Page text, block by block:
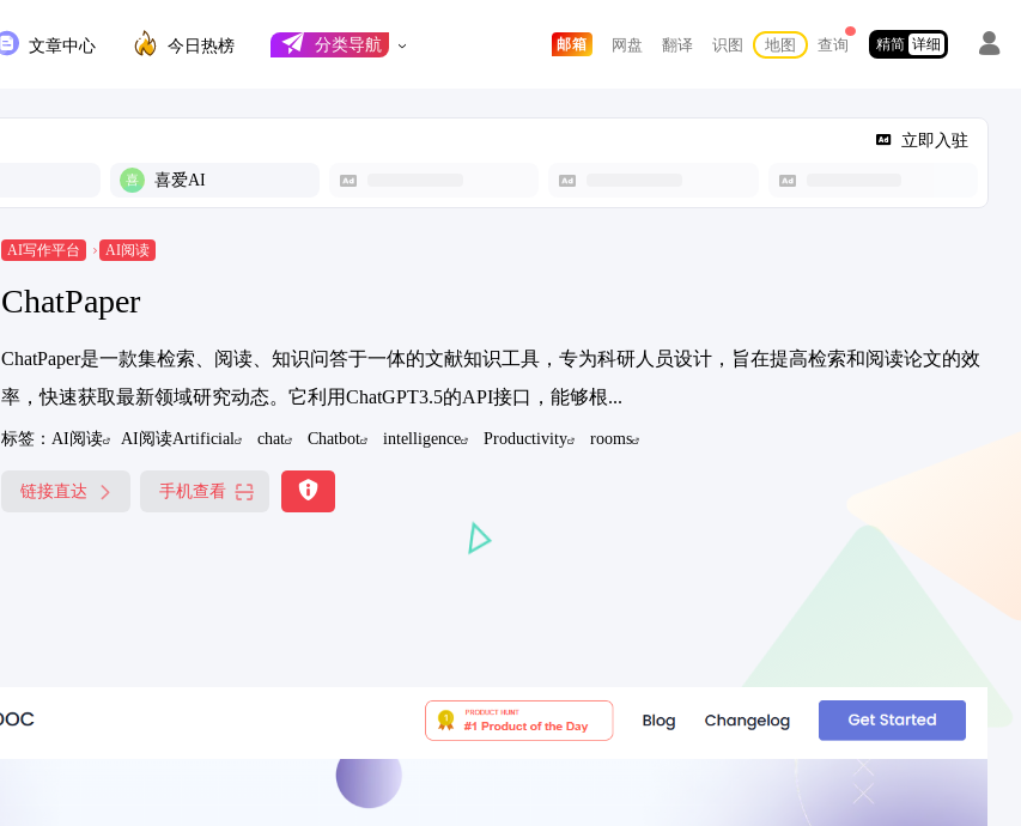
文章中心 今日热榜 分类导航 邮箱 网盘 翻译 识图 地图 查询 精简 详细
立即入驻
喜爱AI
AI写作平台 AI阅读
ChatPaper
ChatPaper是一款集检索、阅读、知识问答于一体的文献知识工具，专为科研人员设计，旨在提高检索和阅读论文的效
率，快速获取最新领域研究动态。它利用ChatGPT3.5的API接口，能够根...
标签： AI阅读 AI阅读Artificial chat Chatbot intelligence Productivity rooms
链接直达 手机查看